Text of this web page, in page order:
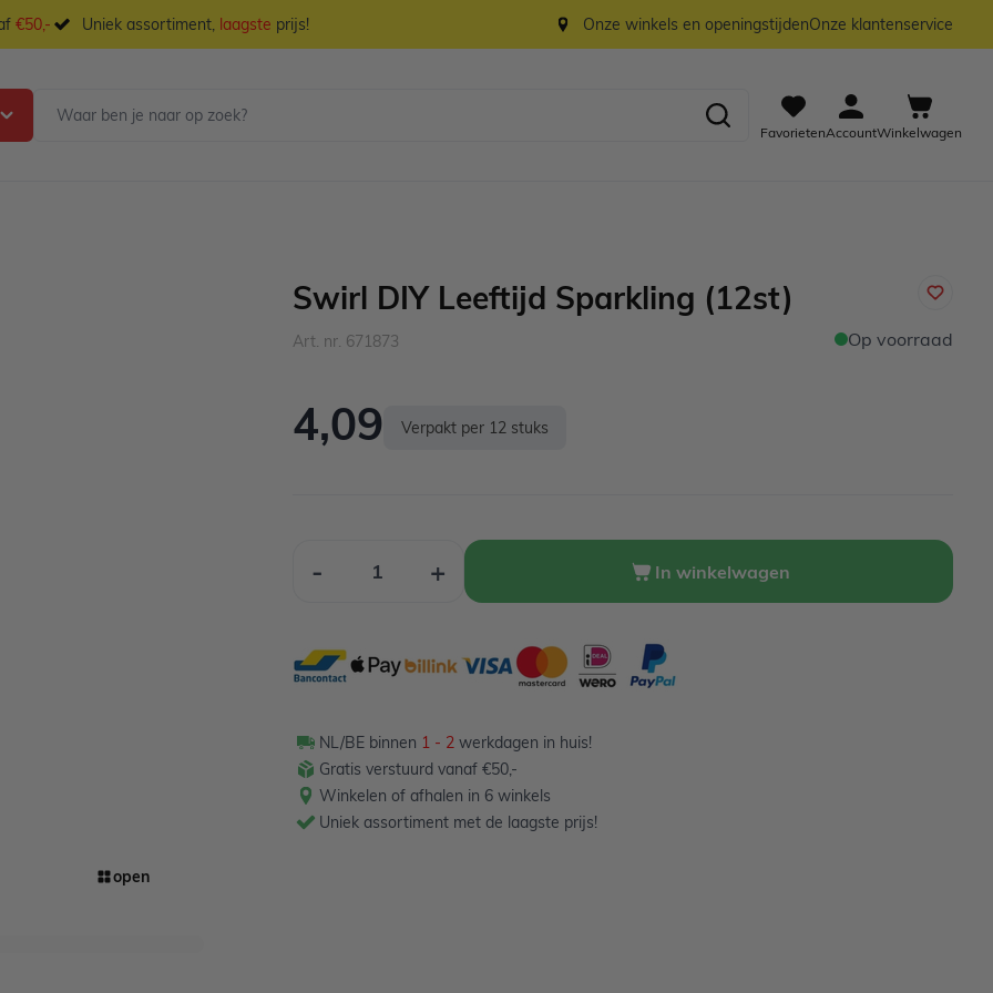
€50,- Uniek assortiment, laagste prijs! Onze winkels en openingstijdenOnze klantenservice
FavorietenAccountWinkelwagen
open
Swirl DIY Leeftijd Sparkling (12st)
Art. nr. 671873 Op voorraad
4,09 Verpakt per 12 stuks
- + In winkelwagen
NL/BE binnen 1 - 2 werkdagen in huis!
Gratis verstuurd vanaf €50,-
Winkelen of afhalen in 6 winkels
Uniek assortiment met de laagste prijs!